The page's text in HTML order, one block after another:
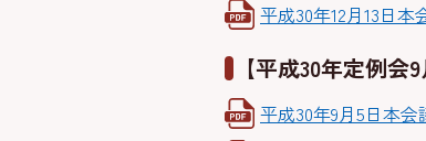
平成30年12月13日
【平成30年定例会9
平成30年9月5日本